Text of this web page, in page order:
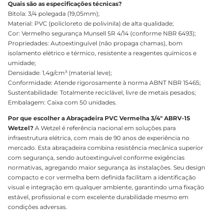
Quais são as especificações técnicas?
Bitola: 3/4 polegada (19,05mm);
Material: PVC (policloreto de polivinila) de alta qualidade;
Cor: Vermelho segurança Munsell 5R 4/14 (conforme NBR 6493);
Propriedades: Autoextinguível (não propaga chamas), bom
isolamento elétrico e térmico, resistente a reagentes químicos e
umidade;
Densidade: 1,4g/cm³ (material leve);
Conformidade: Atende rigorosamente à norma ABNT NBR 15465;
Sustentabilidade: Totalmente reciclável, livre de metais pesados;
Embalagem: Caixa com 50 unidades.
Por que escolher a Abraçadeira PVC Vermelha 3/4" ABRV-15
Wetzel? A Wetzel é referência nacional em soluções para
infraestrutura elétrica, com mais de 90 anos de experiência no
mercado. Esta abraçadeira combina resistência mecânica superior
com segurança, sendo autoextinguível conforme exigências
normativas, agregando maior segurança às instalações. Seu design
compacto e cor vermelha bem definida facilitam a identificação
visual e integração em qualquer ambiente, garantindo uma fixação
estável, profissional e com excelente durabilidade mesmo em
condições adversas.